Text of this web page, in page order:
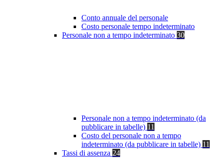
Conto annuale del personale
Costo personale tempo indeterminato
Personale non a tempo indeterminato 30
Personale non a tempo indeterminato (da
pubblicare in tabelle) 11
Costo del personale non a tempo
indeterminato (da pubblicare in tabelle) 11
Tassi di assenza 24